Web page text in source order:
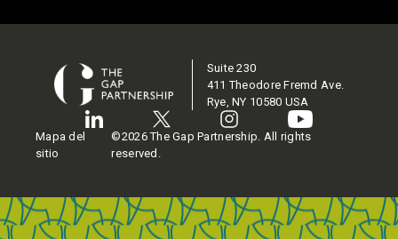
Suite 230
411 Theodore Fremd Ave.
Rye, NY 10580 USA
Mapa del
sitio
©2026 The Gap Partnership. All rights
reserved.